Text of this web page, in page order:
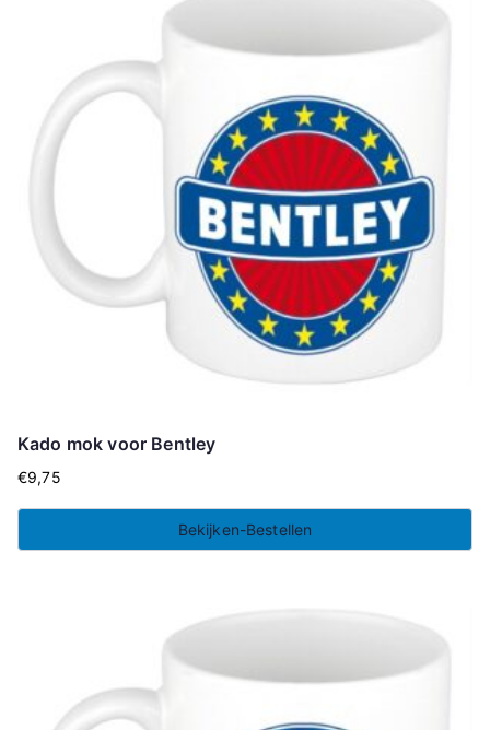
Kado mok voor Bentley
€9,75
Bekijken-Bestellen